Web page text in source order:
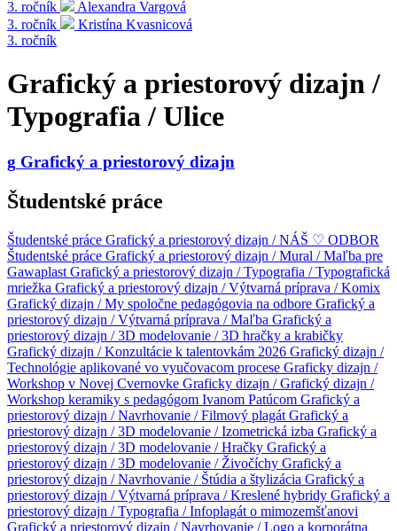
3. ročník
Alexandra Vargová
3. ročník
Kristína Kvasnicová
3. ročník
Grafický a priestorový dizajn /
Typografia / Ulice
g Grafický a priestorový dizajn
Študentské práce
Študentské práce Grafický a priestorový dizajn / NÁŠ ♡ ODBOR
Študentské práce Grafický a priestorový dizajn / Mural / Maľba pre
Gawaplast Grafický a priestorový dizajn / Typografia / Typografická
mriežka Grafický a priestorový dizajn / Výtvarná príprava / Komix
Grafický dizajn / My spoločne pedagógovia na odbore Grafický a
priestorový dizajn / Výtvarná príprava / Maľba Grafický a
priestorový dizajn / 3D modelovanie / 3D hračky a krabičky
Grafický dizajn / Konzultácie k talentovkám 2026 Grafický dizajn /
Technológie aplikované vo vyučovacom procese Graficky dizajn /
Workshop v Novej Cvernovke Graficky dizajn /Grafický dizajn /
Workshop keramiky s pedagógom Ivanom Patúcom Grafický a
priestorový dizajn / Navrhovanie / Filmový plagát Grafický a
priestorový dizajn / 3D modelovanie / Izometrická izba Grafický a
priestorový dizajn / 3D modelovanie / Hračky Grafický a
priestorový dizajn / 3D modelovanie / Živočíchy Grafický a
priestorový dizajn / Navrhovanie / Štúdia a štylizácia Grafický a
priestorový dizajn / Výtvarná príprava / Kreslené hybridy Grafický a
priestorový dizajn / Typografia / Infoplagát o mimozemšťanovi
Grafický a priestorový dizajn / Navrhovanie / Logo a korporátna